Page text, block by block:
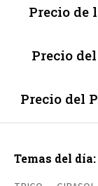
Precio de
Precio
Precio del
Temas del día: